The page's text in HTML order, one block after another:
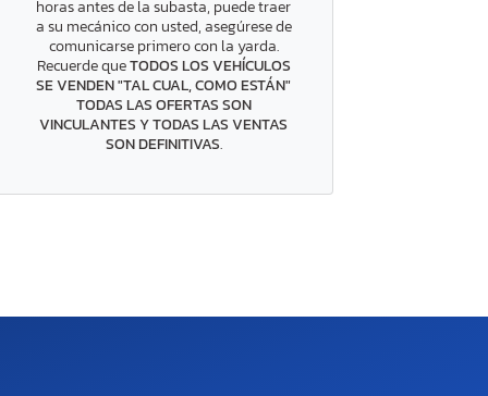
horas antes de la subasta, puede traer
a su mecánico con usted, asegúrese de
comunicarse primero con la yarda.
Recuerde queTODOS LOS VEHÍCULOS
SE VENDEN "TAL CUAL, COMO ESTÁN"
TODAS LAS OFERTAS SON
VINCULANTES Y TODAS LAS VENTAS
SON DEFINITIVAS.